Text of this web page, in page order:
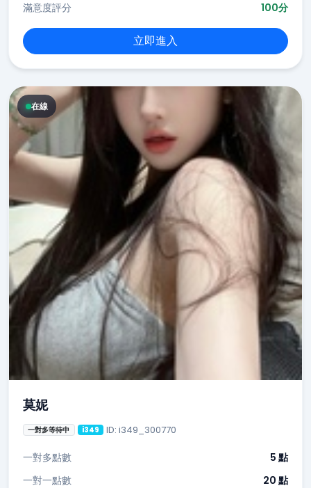
滿意度評分
100分
立即進入
在線
莫妮
一對多等待中 i349 ID: i349_300770
一對多點數
5 點
一對一點數
20 點